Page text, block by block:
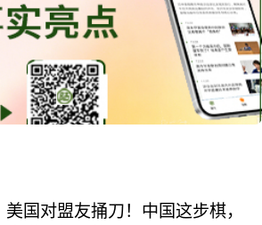
美国对盟友捅刀！中国这步棋，